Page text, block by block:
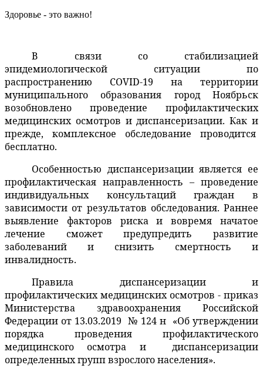
Здоровье - это важно!
В связи со стабилизацией
эпидемиологической ситуации по
распространению COVID-19 на территории
муниципального образования город Ноябрьск
возобновлено проведение профилактических
медицинских осмотров и диспансеризации. Как и
прежде, комплексное обследование проводится
бесплатно.
Особенностью диспансеризации является ее
профилактическая направленность – проведение
индивидуальных консультаций граждан в
зависимости от результатов обследования. Раннее
выявление факторов риска и вовремя начатое
лечение сможет предупредить развитие
заболеваний и снизить смертность и
инвалидность.
Правила диспансеризации и
профилактических медицинских осмотров - приказ
Министерства здравоохранения Российской
Федерации от 13.03.2019 № 124 н «Об утверждении
порядка проведения профилактического
медицинского осмотра и
диспансеризации
определенных групп взрослого населения».